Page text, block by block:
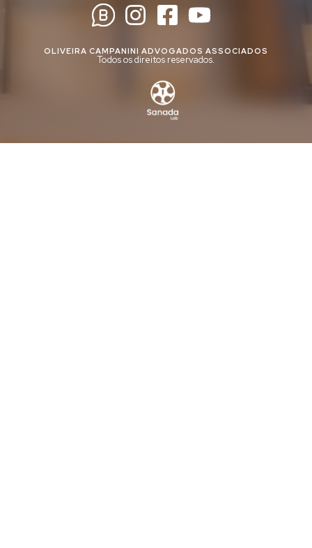
OLIVEIRA CAMPANINI ADVOGADOS ASSOCIADOS
Todos os direitos reservados.